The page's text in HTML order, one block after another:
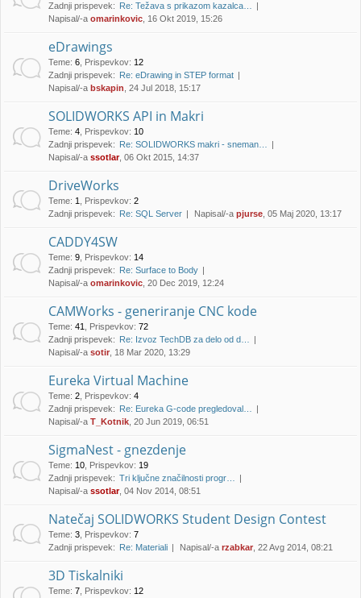
Zadnji prispevek: Re: Težava s prikazom kazalca…
Napisal/-a omarinkovic , 16 Okt 2019, 15:26
eDrawings
Teme: 6 Prispevkov: 12
Zadnji prispevek: Re: eDrawing in STEP format
Napisal/-a bskapin , 24 Jul 2018, 15:17
SOLIDWORKS API in Makri
Teme: 4 Prispevkov: 10
Zadnji prispevek: Re: SOLIDWORKS makri - sneman…
Napisal/-a ssotlar, 06 Okt 2015, 14:37
DriveWorks
Teme: 1 Prispevkov: 2
Zadnji prispevek: Re: SQL Server Napisal/-a pjurse , 05 Maj 2020, 13:17
CADDY4SW
Teme: 9 Prispevkov: 14
Zadnji prispevek: Re: Surface to Body
Napisal/-a omarinkovic , 20 Dec 2019, 12:24
CAMWorks - generiranje CNC kode
Teme: 41 Prispevkov: 72
Zadnji prispevek: Re: Izvoz TechDB za delo od d…
Napisal/-a sotir , 18 Mar 2020, 13:29
Eureka Virtual Machine
Teme: 2 Prispevkov: 4
Zadnji prispevek: Re: Eureka G-code pregledoval…
Napisal/-a T_Kotnik , 20 Jun 2019, 06:51
SigmaNest - gnezdenje
Teme: 10 Prispevkov: 19
Zadnji prispevek: Tri ključne značilnosti progr…
Napisal/-a ssotlar, 04 Nov 2014, 08:51
Natečaj SOLIDWORKS Student Design Contest
Teme: 3 Prispevkov: 7
Zadnji prispevek: Re: Materiali Napisal/-a rzabkar , 22 Avg 2014, 08:21
3D Tiskalniki
Teme: 7 Prispevkov: 12